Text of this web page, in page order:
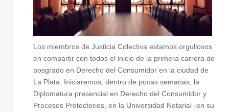
Los miembros de Justicia Colectiva estamos orgullosos
en compartir con todos el inicio de la primera carrera de
posgrado en Derecho del Consumidor en la ciudad de
La Plata. Iniciaremos, dentro de pocas semanas, la
Diplomatura presencial en Derecho del Consumidor y
Procesos Protectorios, en la Universidad Notarial -en su